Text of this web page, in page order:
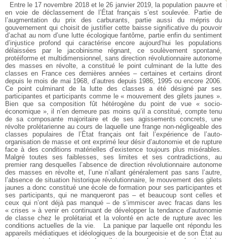
Entre le 17 novembre 2018 et le 26 janvier 2019, la population pauvre et
en voie de déclassement de l’État français s’est soulevée. Partie de
l’augmentation du prix des carburants, partie aussi du mépris du
gouvernement qui choisit de justifier cette baisse significative du pouvoir
d’achat au nom d’une lutte écologique fantôme, partie enfin du sentiment
d’injustice profond qui caractérise encore aujourd’hui les populations
délaissées par le jacobinisme régnant, ce soulèvement spontané,
protéiforme et multidimensionnel, sans direction révolutionnaire autonome
des masses en révolte, a constitué le point culminant de la lutte des
classes en France ces dernières années – certaines et certains diront
depuis le mois de mai 1968, d’autres depuis 1986, 1995 ou encore 2006.
Ce point culminant de la lutte des classes a été désigné par ses
participantes et participants comme le « mouvement des gilets jaunes ».
Bien que sa composition fût hétérogène du point de vue « socio-
économique », il n’en demeure pas moins qu’il a constitué, compte tenu
de sa composante majoritaire et de ses agissements concrets, une
révolte prolétarienne au cours de laquelle une frange non-négligeable des
classes populaires de l’État français ont fait l’expérience de l’auto-
organisation de masse et ont exprimé leur désir d’autonomie et de rupture
face à des conditions matérielles d’existence toujours plus misérables.
Malgré toutes ses faiblesses, ses limites et ses contradictions, au
premier rang desquelles l’absence de direction révolutionnaire autonome
des masses en révolte et, l’une n’allant généralement pas sans l’autre,
l’absence de situation historique révolutionnaire, le mouvement des gilets
jaunes a donc constitué une école de formation pour ses participantes et
ses participants, qui ne manqueront pas – et beaucoup sont celles et
ceux qui n’ont déjà pas manqué – de s’immiscer avec fracas dans les
« crises » à venir en continuant de développer la tendance d’autonomie
de classe chez le prolétariat et la volonté en acte de rupture avec les
conditions actuelles de la vie.
La panique par laquelle ont répondu les
appareils médiatiques et idéologiques de la bourgeoisie et de son État au